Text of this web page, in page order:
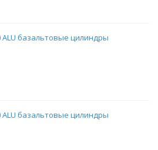
ALU базальтовые цилиндры
ALU базальтовые цилиндры